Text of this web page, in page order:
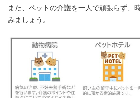
また、ペットの介護を一人で頑張らず、
みましょう。